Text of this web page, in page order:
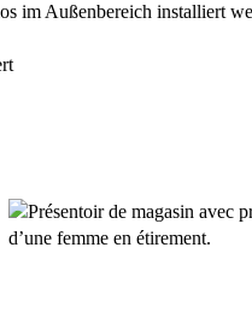
im Außenbereich installiert